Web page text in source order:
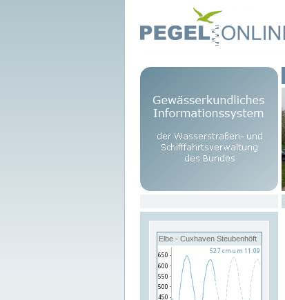
Elbe - Cuxhaven Steubenhöft